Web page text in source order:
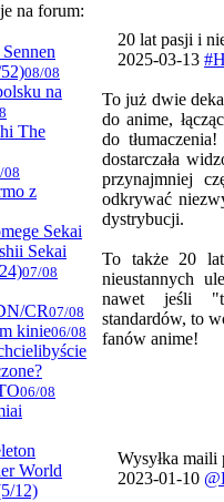
na forum:
08/08
na
The
08
z
Sekai
Sekai
07/08
CR07/08
kinie06/08
06/08
World
12)
20 lat pasji i
2025-03-13
To już dwie
do anime,
do
dostarczała
przynajmniej
odkrywać
dystrybucji.
To także 20
nieustannych
nawet jeśli
standardów, to
fanów anime!
Wysyłka
2023-01-10